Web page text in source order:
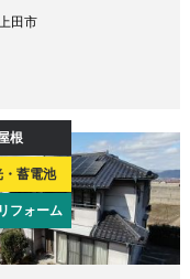
田市
根
・蓄電池
フォーム